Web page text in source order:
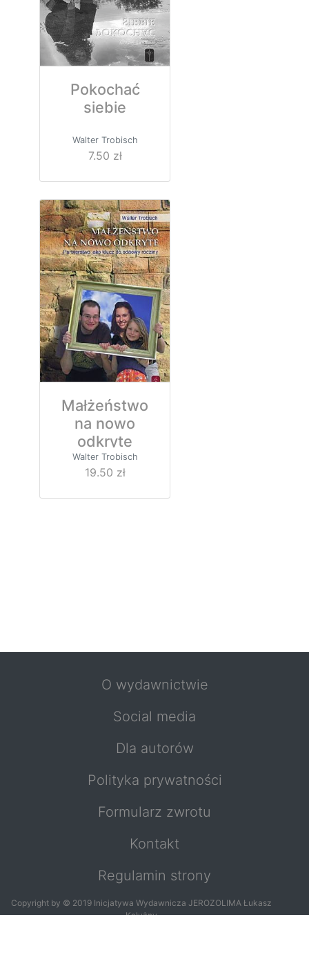
Pokochać
siebie
Walter Trobisch
7.50 zł
Małżeństwo
na nowo
odkryte
Walter Trobisch
19.50 zł
O wydawnictwie
Social media
Dla autorów
Polityka prywatności
Formularz zwrotu
Kontakt
Regulamin strony
Copyright by © 2019 Inicjatywa Wydawnicza JEROZOLIMA Łukasz
Kałużny